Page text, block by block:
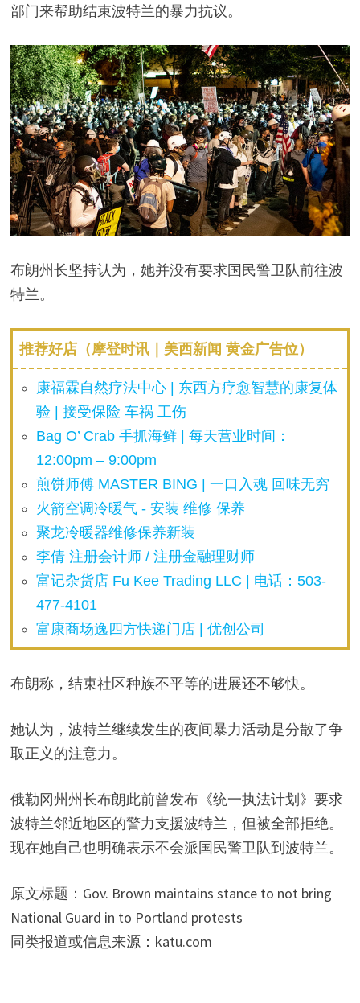
部门来帮助结束波特兰的暴力抗议。
布朗州长坚持认为，她并没有要求国民警卫队前往波
特兰。
推荐好店（摩登时讯｜美西新闻 黄金广告位）
康福霖自然疗法中心 | 东西方疗愈智慧的康复体
验 | 接受保险 车祸 工伤
Bag O’ Crab 手抓海鲜 | 每天营业时间：
12:00pm – 9:00pm
煎饼师傅 MASTER BING | 一口入魂 回味无穷
火箭空调冷暖气 - 安装 维修 保养
聚龙冷暖器维修保养新装
李倩 注册会计师 / 注册金融理财师
富记杂货店 Fu Kee Trading LLC | 电话：503-
477-4101
富康商场逸四方快递门店 | 优创公司
布朗称，结束社区种族不平等的进展还不够快。
她认为，波特兰继续发生的夜间暴力活动是分散了争
取正义的注意力。
俄勒冈州州长布朗此前曾发布《统一执法计划》要求
波特兰邻近地区的警力支援波特兰，但被全部拒绝。
现在她自己也明确表示不会派国民警卫队到波特兰。
原文标题：Gov. Brown maintains stance to not bring
National Guard in to Portland protests
同类报道或信息来源：katu.com